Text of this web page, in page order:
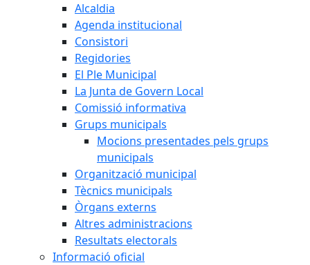
Alcaldia
Agenda institucional
Consistori
Regidories
El Ple Municipal
La Junta de Govern Local
Comissió informativa
Grups municipals
Mocions presentades pels grups
municipals
Organització municipal
Tècnics municipals
Òrgans externs
Altres administracions
Resultats electorals
Informació oficial